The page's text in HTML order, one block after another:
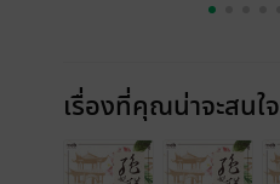
เรื่องที่คุณน่าจะสนใจ